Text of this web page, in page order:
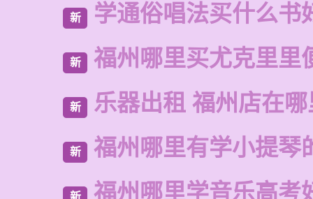
新 学通俗唱法买什么书
新 福州哪里买尤克里里
新 乐器出租 福州店在
新 福州哪里有学小提琴
新 福州哪里学音乐高考